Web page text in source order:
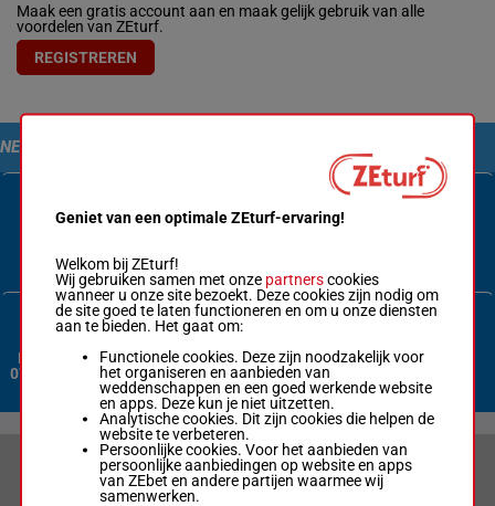
Maak een gratis account aan en maak gelijk gebruik van alle
voordelen van ZEturf.
REGISTREREN
NEEM CONTACT MET ONS OP
Nederland:
070 3380 365
VERANTWOORD WEDDEN & PRIVACYVERKLARING
Geniet van een optimale ZEturf-ervaring!
Welkom bij ZEturf!
Wij gebruiken samen met onze partnerscookies
wanneer u onze site bezoekt. Deze cookies zijn nodig om
de site goed te laten functioneren en om u onze diensten
aan te bieden. Het gaat om:
Functionele cookies. Deze zijn noodzakelijk voor
het organiseren en aanbieden van
weddenschappen en een goed werkende website
en apps. Deze kun je niet uitzetten.
Analytische cookies. Dit zijn cookies die helpen de
website te verbeteren.
Persoonlijke cookies. Voor het aanbieden van
persoonlijke aanbiedingen op website en apps
van ZEbet en andere partijen waarmee wij
samenwerken.